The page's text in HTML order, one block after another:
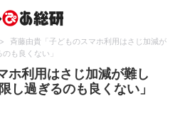
>
斉藤由貴「子どものスマホ利用はさじ加減が
も良くない」
ホ利用はさじ加減が難し
し過ぎるのも良くない」